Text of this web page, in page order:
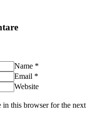
Name *
Email *
Website
in this browser for the next